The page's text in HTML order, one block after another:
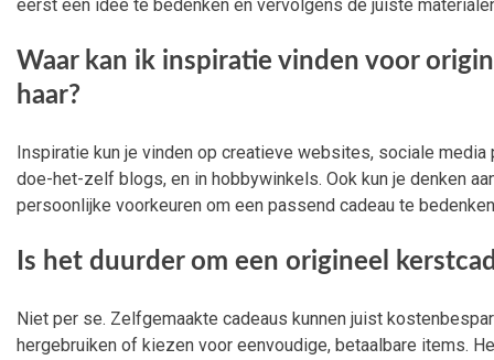
eerst een idee te bedenken en vervolgens de juiste
Waar kan ik inspiratie vinden voor
haar?
Inspiratie kun je vinden op creatieve websites, sociale
doe-het-zelf blogs, en in hobbywinkels. Ook kun je denken
persoonlijke voorkeuren om een passend cadeau te
Is het duurder om een origineel
Niet per se. Zelfgemaakte cadeaus kunnen juist
hergebruiken of kiezen voor eenvoudige, betaalbare items.